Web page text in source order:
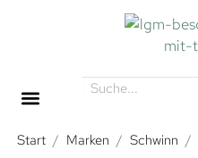
Start / Marken / Schwinn /